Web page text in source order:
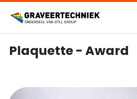
Plaquette - Award